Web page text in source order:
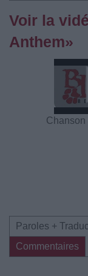
Voir la
Anthem»
Chanson
Paroles +
Commentaires